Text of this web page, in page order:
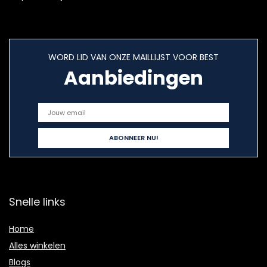
WORD LID VAN ONZE MAILLIJST VOOR BEST
Aanbiedingen
Snelle links
Home
Alles winkelen
Blogs